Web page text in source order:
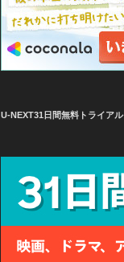
U-NEXT31日間無料トライアル